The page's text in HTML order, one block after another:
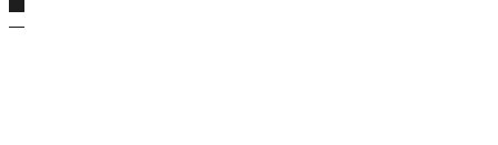
Részletek